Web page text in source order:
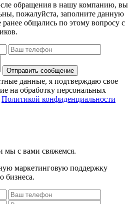
обращения в нашу компанию, вы
пожалуйста, заполните данную
общались по этому вопросу с
Отправить сообщение
данные, я подтверждаю свое
на обработку персональных
Политикой конфиденциальности
мы с вами свяжемся.
маркетинговую поддержку
бизнеса.